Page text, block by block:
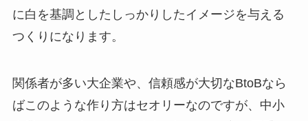
に白を基調としたしっかりしたイメージを与える
つくりになります。
関係者が多い大企業や、信頼感が大切なBtoBなら
ばこのような作り方はセオリーなのですが、中小